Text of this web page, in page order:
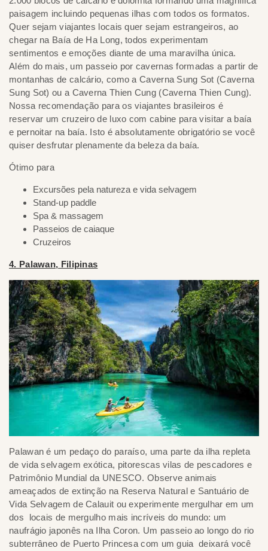
paisagem incluindo pequenas ilhas com todos os formatos.
Quer sejam viajantes locais quer sejam estrangeiros, ao
chegar na Baía de Ha Long, todos experimentam
sentimentos e emoções diante de uma maravilha única.
Além do mais, um passeio por cavernas formadas a partir de
montanhas de calcário, como a Caverna Sung Sot (Caverna
Sung Sot) ou a Caverna Thien Cung (Caverna Thien Cung).
Nossa recomendação para os viajantes brasileiros é
reservar um cruzeiro de luxo com cabine para visitar a baía
e pernoitar na baía. Isto é absolutamente obrigatório se você
quiser desfrutar plenamente da beleza da baía.
Ótimo para
Excursões pela natureza e vida selvagem
Stand-up paddle
Spa & massagem
Passeios de caiaque
Cruzeiros
4. Palawan, Filipinas
Palawan é um pedaço do paraíso, uma parte da ilha repleta
de vida selvagem exótica, pitorescas vilas de pescadores e
Patrimônio Mundial da UNESCO. Observe animais
ameaçados de extinção na Reserva Natural e Santuário de
Vida Selvagem de Calauit ou experimente mergulhar em um
dos locais de mergulho mais incríveis do mundo: um
naufrágio japonês na Ilha Coron. Um passeio ao longo do rio
subterrâneo de Puerto Princesa com um guia deixará você